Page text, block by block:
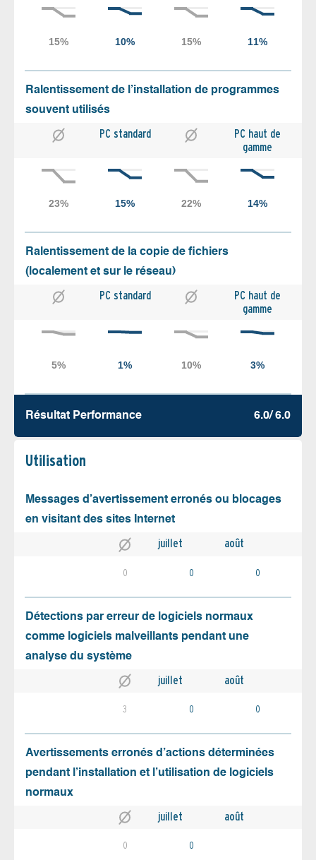
Ralentissement de l’installation de programmes
souvent utilisés
PC standard
PC haut de
gamme
Ralentissement de la copie de fichiers
(localement et sur le réseau)
PC standard
PC haut de
gamme
Résultat Performance 6.0/ 6.0
Utilisation
Messages d’avertissement erronés ou blocages
en visitant des sites Internet
juillet août
0 0 0
Détections par erreur de logiciels normaux
comme logiciels malveillants pendant une
analyse du système
juillet août
3 0 0
Avertissements erronés d’actions déterminées
pendant l’installation et l’utilisation de logiciels
normaux
juillet août
0 0